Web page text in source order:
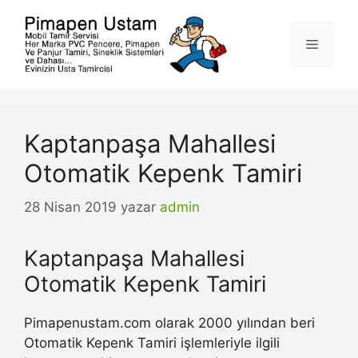
Menü
Kaptanpaşa Mahallesi
Otomatik Kepenk Tamiri
28 Nisan 2019 yazar admin
Kaptanpaşa Mahallesi
Otomatik Kepenk Tamiri
Pimapenustam.com olarak 2000 yılından beri
Otomatik Kepenk Tamiri işlemleriyle ilgili